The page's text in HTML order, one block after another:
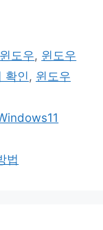
윈도우, 윈도우
확인, 윈도우
법